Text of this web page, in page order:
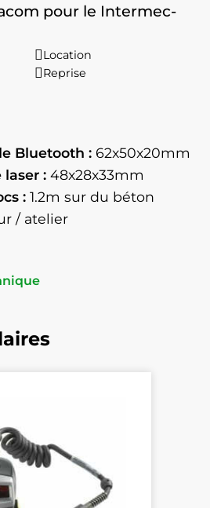
pour le Intermec-
Location
Reprise
Bluetooth : 62x50x20mm
: 48x28x33mm
: 1.2m sur du béton
/ atelier